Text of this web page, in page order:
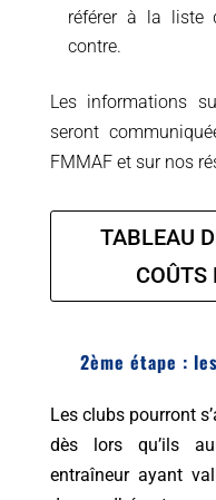
référer à la liste
contre.
Les informations
seront
FMMAFet sur nos
TABLEAU
COÛTS
2ème étape :
Les clubs pourront
dès lors qu’ils
entraîneur ayant